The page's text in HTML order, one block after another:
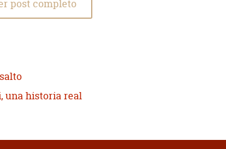
post completo
una historia real